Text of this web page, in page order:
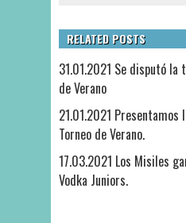
RELATED POSTS
31.01.2021 Se disputó
de Verano
21.01.2021 Presentamos
Torneo de Verano.
17.03.2021 Los Misiles
Vodka Juniors.